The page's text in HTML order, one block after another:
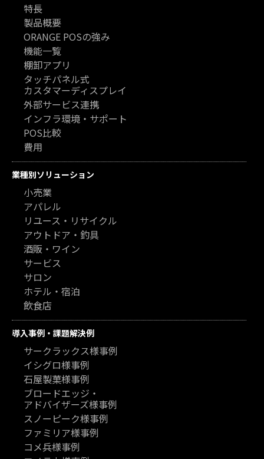
特長
製品概要
ORANGE POSの強み
機能一覧
棚卸アプリ
タッチパネル式
カスタマーディスプレイ
外部サービス連携
インフラ環境・サポート
POS比較
費用
業種別ソリューション
小売業
アパレル
リユース・リサイクル
アウトドア・釣具
酒販・ワイン
サービス
サロン
ホテル・宿泊
飲食店
導入事例・課題解決例
サークラックス様事例
イシグロ様事例
石屋製菓様事例
ブロードエッジ・
アドバイザーズ様事例
スノーピーク様事例
ファミリア様事例
コメ兵様事例